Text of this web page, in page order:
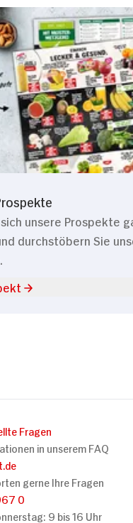
unsere Prospekte
durchstöbern Sie
Fragen
in unserem FAQ
gerne Ihre Fragen
0
9 bis 16 Uhr